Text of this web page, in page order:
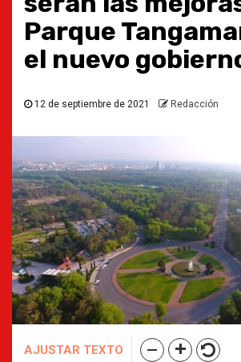
Parque
el nuevo
12 de septiembre de 2021 Redacción
AJUSTAR TEXTO